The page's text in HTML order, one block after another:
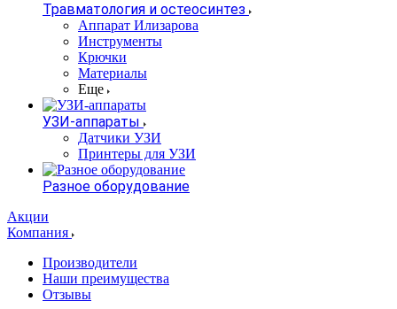
Травматология и остеосинтез
Аппарат Илизарова
Инструменты
Крючки
Материалы
Еще
УЗИ-аппараты
Датчики УЗИ
Принтеры для УЗИ
Разное оборудование
Акции
Компания
Производители
Наши преимущества
Отзывы